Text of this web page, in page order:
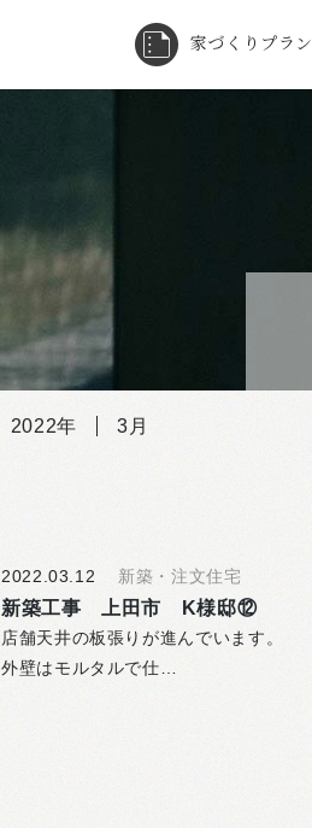
家づくりプラン
2022年 3月
2022.03.12 新築・注文住宅
新築工事 上田市 K様邸⑫
店舗天井の板張りが進んでいます。
外壁はモルタルで仕…